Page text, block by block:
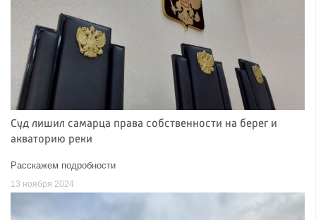
Суд лишил самарца права собственности на берег и
акваторию реки
Расскажем подробности
13 ноября 2024